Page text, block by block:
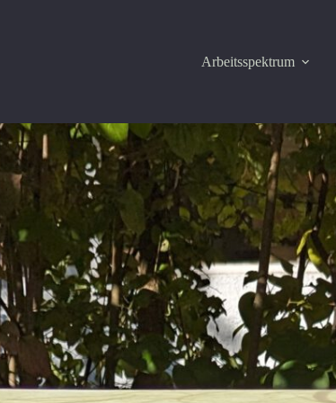
Arbeitsspektrum